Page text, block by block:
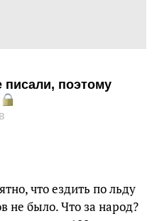
писали, поэтому
что ездить по льду
не было. Что за народ?